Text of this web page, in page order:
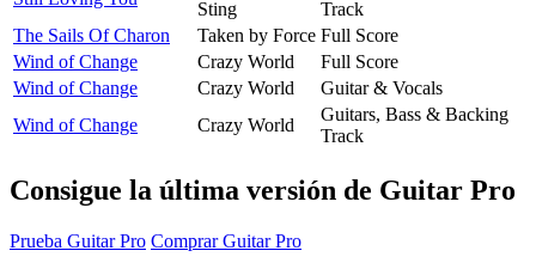
Sting
Track
The Sails Of Charon
Taken by Force Full Score
Wind of Change
Crazy World
Full Score
Wind of Change
Crazy World
Guitar & Vocals
Wind of Change
Crazy World
Guitars, Bass & Backing
Track
Consigue la última versión de Guitar Pro
Prueba Guitar Pro Comprar Guitar Pro